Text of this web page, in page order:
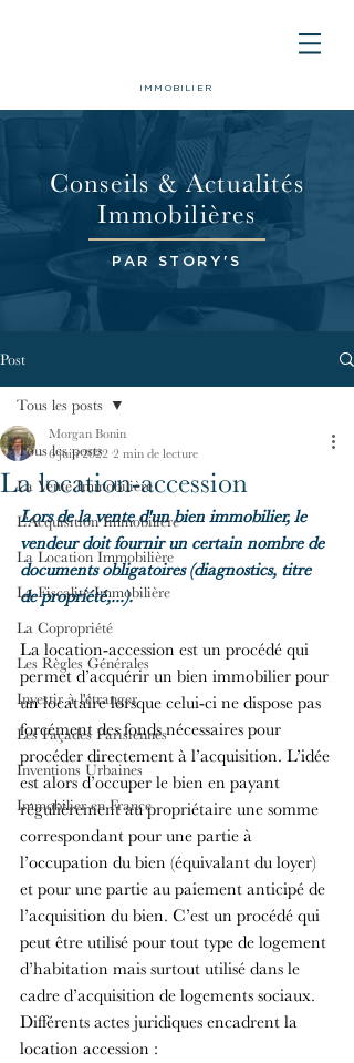
IMMOBILIER
Conseils & Actualités
Immobilières
PAR STORY'S
Post
Tous les posts
La Vente Immobilière
L'Acquisition Immobilière
La Location Immobilière
La Fiscalité Immobilière
La Copropriété
Les Règles Générales
Investir à l'étranger
Les Façades Parisiennes
Inventions Urbaines
Immobilier en France
Tous les posts
La location-accession
Morgan Bonin
6 juin 2022 2 min de lecture
Lors de la vente d'un bien immobilier, le
vendeur doit fournir un certain nombre de
documents obligatoires (diagnostics, titre
de propriété,...).
La location-accession est un procédé qui
permet d’acquérir un bien immobilier pour
un locataire lorsque celui-ci ne dispose pas
forcément des fonds nécessaires pour
procéder directement à l’acquisition. L’idée
est alors d’occuper le bien en payant
régulièrement au propriétaire une somme
correspondant pour une partie à
l’occupation du bien (équivalant du loyer)
et pour une partie au paiement anticipé de
l’acquisition du bien. C’est un procédé qui
peut être utilisé pour tout type de logement
d’habitation mais surtout utilisé dans le
cadre d’acquisition de logements sociaux.
Différents actes juridiques encadrent la
location accession :